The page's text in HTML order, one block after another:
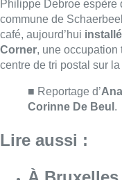
des lieux